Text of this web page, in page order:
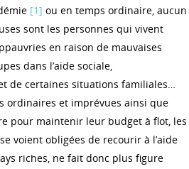
[1] ou en temps ordinaire, aucun
sont les personnes qui vivent
en raison de mauvaises
dans l’aide sociale,
de certaines situations familiales…
ordinaires et imprévues ainsi que
pour maintenir leur budget à flot, les
se voient obligées de recourir à l’aide
riches, ne fait donc plus figure